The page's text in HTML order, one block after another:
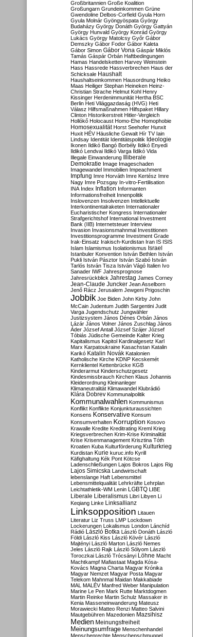
Großbritannien Große Koalition
Großungarn Grundeinkommen Grüne
Gwendoline Delbos-Corfield Gyula Horn
Gyula Molnár Gyöngyöspata György
Budaházy György Donáth György Gattyán
György Hunvald György Konrád György
Lukács György Matolcsy Győr Gábor
Demszky Gábor Fodor Gábor Kaleta
Gábor Simon Gábor Vona Gáspár Miklós
Tamás Gáspár Orbán Haftbedingungen
Hamas Handelsketten Harvey Weinstein
Hass Hassrede Hassverbrechen Haus der
Schicksale Haushalt
Haushaltseinkommen Hausordnung Heiko
Maas Heiliger Stephan Heineken Heinz-
Christian Strache Helmut Kohl Henry
Kissinger Herdenimmunität Hertha BSC
Berlin Heti Világgazdaság (HVG) Heti
Válasz Hilfsmaßnahmen Hilfspaket Hillary
Clinton Historikerstreit Hitler-Vergleich
Hollókő Holocaust Homo-Ehe Homophobie
Homosexualität Horst Seehofer Hunxit
Huxit HÉV Häusliche Gewalt Hír TV Iain
Lindsay Identität Identitätspolitik Ideologie
Ikonen Ildikó Bangó Borbély Ildikó Enyedi
Ildikó Lendvai Ildikó Varga Ildikó Vida
Illegale Einwanderung Illiberale
Demokratie Image Imageschaden
Imagewandel Immobilien Impeachment
Impfung Imre Horváth Imre Kertész Imre
Nagy Imre Pozsgay In-vitro-Fertilisation
INA Index Inflation Informanten
Informationsfreiheit Innenpolitik
Inslovenzen Insolvenzen Intellektuelle
Interkontinentalraketen Internationaler
Eucharistischer Kongress Internationaler
Strafgerichtshof International Investment
Bank (IIB) Internetsteuer Interview
Invasion Invasionsmahnmal Investitionen
Investitionsprogramme Investment Grade
Irak-Einsatz Irakisch-Kurdistan Iran IS ISIS
Islam Islamismus Isolationismus Israel
Istanbuler Konvention István Bethlen István
Pukli István Pásztor István Szabó István
Tarlós István Tisza István Vágó Italien Ivo
Sanader IWF Jahresprognose
Jahresrückblick Jahrestag James Corney
Jean-Claude Juncker Jean Asselborn
Jenő Rácz Jerusalem Jewgeni Prigoschin
Jobbik Joe Biden John Kirby John
McCain Judentum Judith Sargentini Judit
Varga Jugendschutz Jungwähler
Justizsystem János Dénes Orbán János
Lázár János Volner János Zuschlag János
Áder József Antall József Szájer József
Tóbiás Jüdische Gemeinde Kalter Krieg
Kapitalismus Kapitol Kardinalgesetz Karl
Marx Karpatoukraine Kasachstan Katalin
Karikó Katalin Novák Katalonien
Katholische Kirche KDNP Kecskemét
Kernklientel Kettenbrücke KGB
Kinderarmut Kinderschutzgesetz
Kindesmissbrauch Kirchen Klaus Johannis
Kleiderordnung Kleinanleger
Klimaneutralität Klimawandel Klubrádió
Klára Dobrev Kommunalpolitik
Kommunalwahlen Kommunismus
Konflikt Konflikte Konjunkturaussichten
Konsens Konservative Konsum
Konsumverhalten Korruption Kosovo
Krawalle Kredite Kreditrating Kreml Krieg
Kriegsverbrechen Krim-Krise Kriminalität
Krise Krisenmanagement Krisztina Tóth
Kroatien Kuba Kulturförderung Kulturkrieg
Kurdistan Kurie kuruc.info Kyrill
Käfighaltung Kék Pont Kötcse
Ladenschließungen Lajos Bokros Lajos Rig
Lajos Simicska Landwirtschaft
lebenslange Haft Lebensmittel
Lebensmittelqualität Lehrkräfte Lehrplan
Leichtathletik-WM Lenin LGBTQ LIBE
Liberale Liberalismus Libri Libyen Li
Keqiang Linke Linksallianz
Linksopposition Litauen
Literatur Liz Truss LMP Lockdown
Lockerungen Lokalismus London Lánchíd
Rádió
László Botka László Donáth László
Földi László Kiss László Kövér László
Majtényi László Marton László Nemes
Jeles László Rajk László Sólyom László
Toroczkai László Trócsányi Löhne Macht
Machtkampf Mafiastaat Magda Kósa-
Kovács Magna Charta Magyar Krónika
Magyar Nemzet Magyar Posta Magyar
Telekom Mahnmal Maidan Makkabiade
MAL MALÉV Manfred Weber Manipulation
Marine Le Pen Mark Rutte Marktdogmen
Martin Reinke Martin Schulz Massaker in
Kenia Masseneinwanderung Mateusz
Morawiecki Matteo Renzi Matteo Salvini
Mautgebühren Mazedonien Mazsihisz
Medien Meinungsfreiheit
Meinungsumfrage Menschenhandel
Menschenrechte Menschenschmuggel